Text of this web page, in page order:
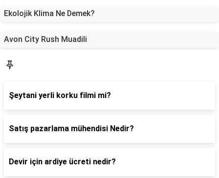
Ekolojik Klima Ne Demek?
Avon City Rush Muadili
Şeytani yerli korku filmi mi?
Satış pazarlama mühendisi Nedir?
Devir için ardiye ücreti nedir?